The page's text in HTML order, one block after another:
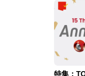
特集：